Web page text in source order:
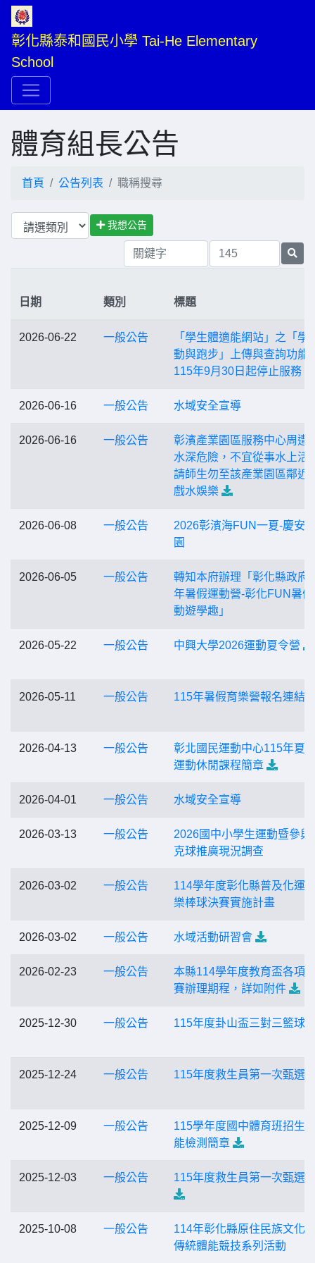
彰化縣泰和國民小學 Tai-He Elementary
School
體育組長公告
首頁 公告列表 職稱搜尋
我想公告
日期 類別 標題
2026-06-22 一般公告
「學生體適能網站」之「學
動與跑步」上傳與查詢功能
115年9月30日起停止服務
2026-06-16 一般公告 水域安全宣導
2026-06-16 一般公告
彰濱產業園區服務中心周遭
水深危險，不宜從事水上活
請師生勿至該產業園區鄰近
戲水娛樂
2026-06-08 一般公告
2026彰濱海FUN一夏-慶安
園
2026-06-05 一般公告
轉知本府辦理「彰化縣政府
年暑假運動營-彰化FUN暑假
動遊學趣」
2026-05-22 一般公告 中興大學2026運動夏令營
2026-05-11 一般公告 115年暑假育樂營報名連結
2026-04-13 一般公告
彰北國民運動中心115年夏
運動休閒課程簡章
2026-04-01 一般公告 水域安全宣導
2026-03-13 一般公告
2026國中小學生運動暨參與
克球推廣現況調查
2026-03-02 一般公告
114學年度彰化縣普及化運
樂棒球決賽實施計畫
2026-03-02 一般公告 水域活動研習會
2026-02-23 一般公告
本縣114學年度教育盃各項
賽辦理期程，詳如附件
2025-12-30 一般公告 115年度卦山盃三對三籃球
2025-12-24 一般公告 115年度救生員第一次甄選
2025-12-09 一般公告
115學年度國中體育班招生
能檢測簡章
2025-12-03 一般公告 115年度救生員第一次甄選
2025-10-08 一般公告
114年彰化縣原住民族文化
傳統體能競技系列活動